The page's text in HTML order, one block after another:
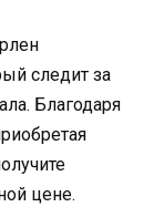
следит за
Благодаря
цене.